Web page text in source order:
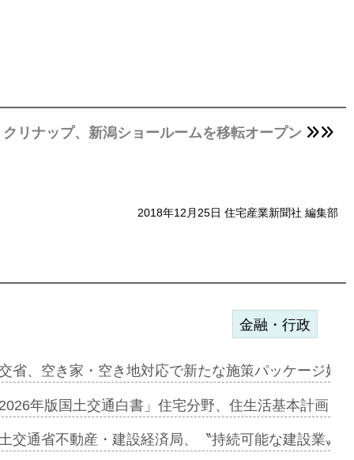
クリナップ、新潟ショールームを移転オープン
2018年12月25日 住宅産業新聞社 編集部
起用…
ミーレキ…
も城南エ…
金融・行政
省、空き家・空き地対応で新たな施策パッケージ始
年版国土交通白書」住宅分野、住生活基本計画を
交通省不動産・建設経済局、〝持続可能な建設業〟